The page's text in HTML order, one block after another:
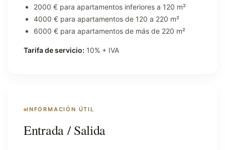
2000 € para apartamentos inferiores a 120 m²
4000 € para apartamentos de 120 a 220 m²
6000 € para apartamentos de más de 220 m²
Tarifa de servicio: 10% + IVA
INFORMACIÓN ÚTIL
Entrada / Salida